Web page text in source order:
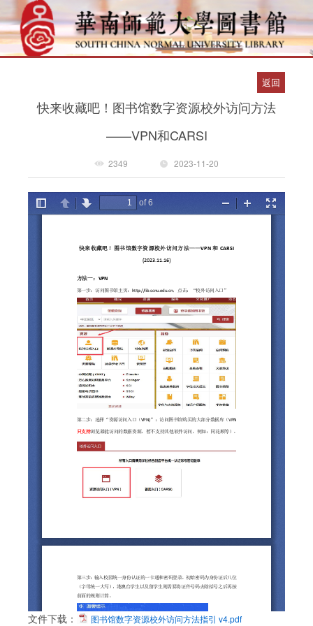
快来收藏吧！图书馆数字资源校外访问方法
——VPN和CARSI
2349 2023-11-20
返回
文件下载： 图书馆数字资源校外访问方法指引 v4.pdf